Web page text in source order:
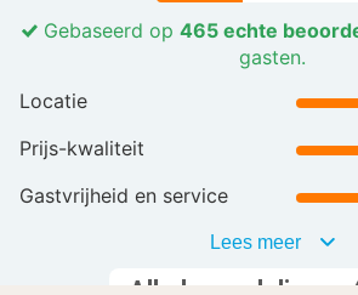
Gebaseerd op 465 echte
gasten.
Locatie
Prijs-kwaliteit
Gastvrijheid en service
Lees meer